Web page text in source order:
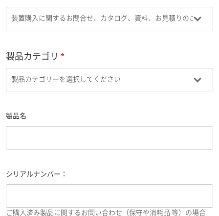
製品カテゴリ
製品名
シリアルナンバー：
ご購入済み製品に関するお問い合わせ（保守や消耗品 等）の場合